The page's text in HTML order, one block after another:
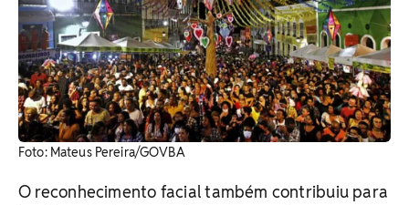
Foto: Mateus Pereira/GOVBA
O reconhecimento facial também contribuiu para